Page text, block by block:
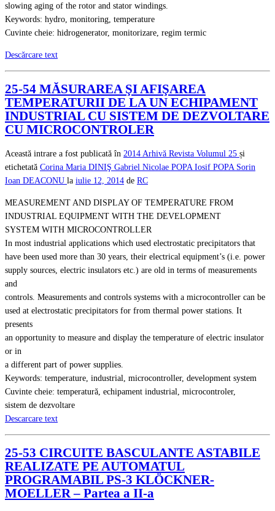
slowing aging of the rotor and stator windings.
Keywords: hydro, monitoring, temperature
Cuvinte cheie: hidrogenerator, monitorizare, regim termic
Descărcare text
25-54 MĂSURAREA ŞI AFIŞAREA
TEMPERATURII DE LA UN ECHIPAMENT
INDUSTRIAL CU SISTEM DE DEZVOLTARE
CU MICROCONTROLER
Această intrare a fost publicată în 2014 Arhivă Revista Volumul 25 și
etichetată Corina Maria DINIŞ Gabriel Nicolae POPA Iosif POPA Sorin
Ioan DEACONU la iulie 12, 2014 de RC
MEASUREMENT AND DISPLAY OF TEMPERATURE FROM
INDUSTRIAL EQUIPMENT WITH THE DEVELOPMENT
SYSTEM WITH MICROCONTROLLER
In most industrial applications which used electrostatic precipitators that
have been used more than 30 years, their electrical equipment’s (i.e. power
supply sources, electric insulators etc.) are old in terms of measurements
and
controls. Measurements and controls systems with a microcontroller can be
used at electrostatic precipitators for from thermal power stations. It
presents
an opportunity to measure and display the temperature of electric insulator
or in
a different part of power supplies.
Keywords: temperature, industrial, microcontroller, development system
Cuvinte cheie: temperatură, echipament industrial, microcontroler,
sistem de dezvoltare
Descarcare text
25-53 CIRCUITE BASCULANTE ASTABILE
REALIZATE PE AUTOMATUL
PROGRAMABIL PS-3 KLÖCKNER-
MOELLER – Partea a II-a